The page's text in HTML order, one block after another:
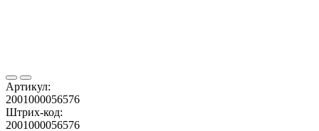
Артикул:
2001000056576
Штрих-код:
2001000056576